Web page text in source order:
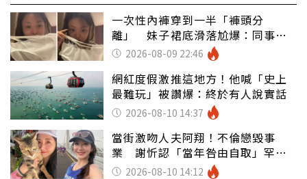
一次性內褲穿到一半「褲頭分
離」 妹子裙底滑落尬爆：同事全
看光2026-08-09 22:46
網紅度假激推這地方！他喊「史上
最難玩」被讚爆：終於有人說實話
2026-08-10 14:37
當街激吻人夫阿翔！不倫戀毀事
業 謝忻認「當年咎由自取」罕吐
心聲2026-08-10 14:12